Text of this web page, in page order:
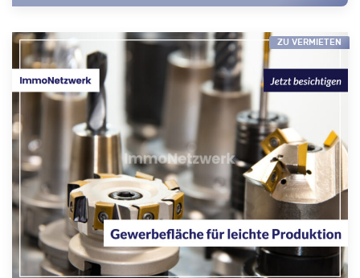
ZU VERMIETEN